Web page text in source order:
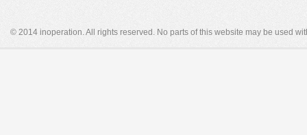
© 2014 inoperation. All rights reserved. No parts of this website may be used